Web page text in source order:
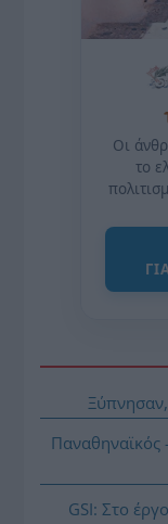
Οι
το
GSI: Στο